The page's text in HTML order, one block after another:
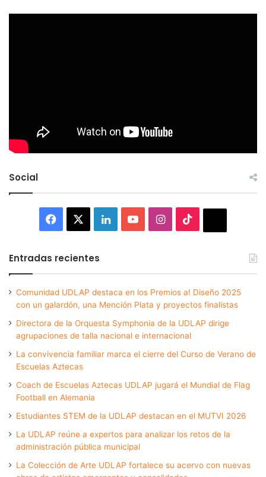
Social
Facebook LinkedInYouTubeInstagram
Entradas recientes
Comunidad UDLAP destaca en los Premios a! Diseño 2025
con un galardón, una Mención Plata y proyectos finalistas
Directora de la Orquesta Symphonia de la UDLAP dirige
agrupaciones de talla nacional e internacional
La convivencia familiar marca el cierre del Curso de Verano de
Escuelas Aztecas
Coach de Escuelas Aztecas UDLAP jugará el Mundial de Flag
Football en Alemania
Estudiantes STEM de la UDLAP destacan en el MUTVI 2026
La UDLAP reúne a expertos para analizar los retos de la
administración pública municipal
La Colección de Arte UDLAP fortalece su acervo con nuevas